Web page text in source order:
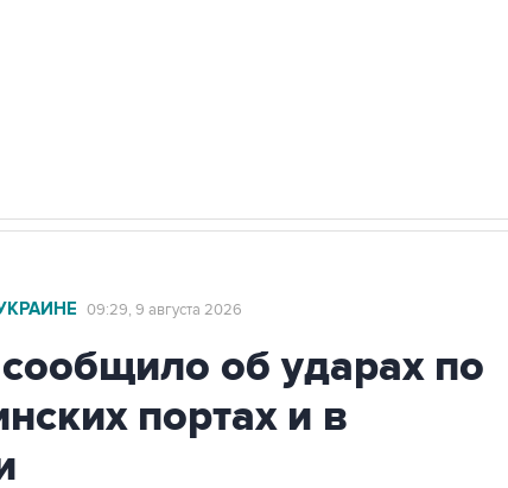
09:29, 9 августа 2026
об ударах по
портах и в